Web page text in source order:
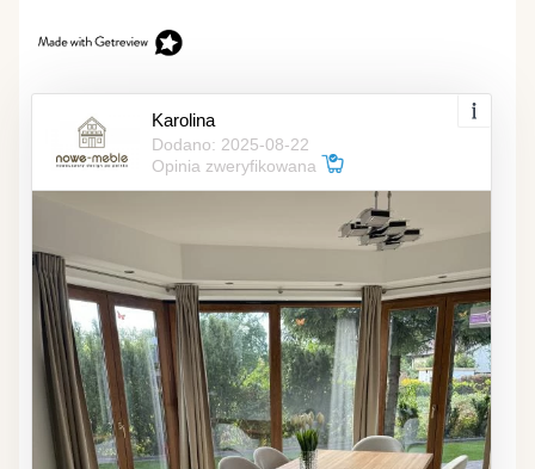
Karolina
Dodano: 2025-08-22
Opinia zweryfikowana